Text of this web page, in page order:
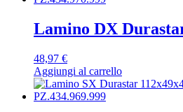
Lamino DX
48,97 €
Aggiungi al carrello